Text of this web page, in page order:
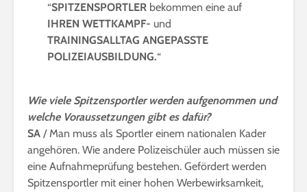
“SPITZENSPORTLER bekommen eine auf
IHREN WETTKAMPF- und
TRAININGSALLTAG ANGEPASSTE
POLIZEIAUSBILDUNG.“
Wie viele Spitzensportler werden aufgenommen und
welche Voraussetzungen gibt es dafür?
SA / Man muss als Sportler einem nationalen Kader
angehören. Wie andere Polizeischüler auch müssen sie
eine Aufnahmeprüfung bestehen. Gefördert werden
Spitzensportler mit einer hohen Werbewirksamkeit,